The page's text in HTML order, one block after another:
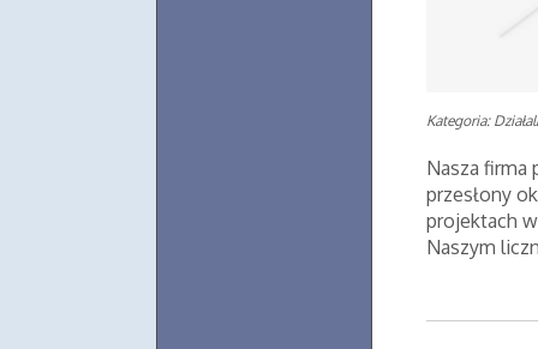
Kategoria:
Nasza
przesłony
projektach
Naszym